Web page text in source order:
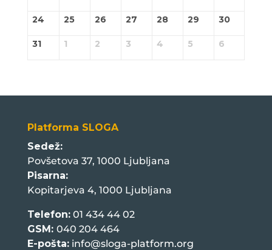
24 25 26 27 28 29 30
31 1 2 3 4 5 6
Platforma SLOGA
Sedež:
Povšetova 37, 1000 Ljubljana
Pisarna:
Kopitarjeva 4, 1000 Ljubljana
Telefon:01 434 44 02
GSM: 040 204 464
E-pošta: info@sloga-platform.org